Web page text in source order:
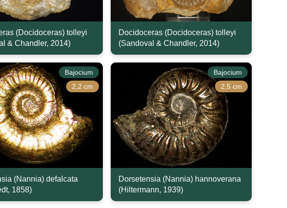
(Docidoceras) tolleyi
& Chandler, 2014)
Docidoceras (Docidoceras) tolleyi
(Sandoval & Chandler, 2014)
Bajocium
2,2 cm
(Nannia) defalcata
1858)
Bajocium
2,5 cm
Dorsetensia (Nannia) hannoverana
(Hiltermann, 1939)